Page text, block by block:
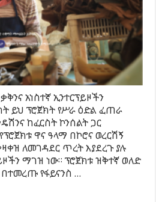
አነስተኛ ኢንተርፕይዞችን
ይህ ፕሮጀክት የሥራ ዕድል ፈጠራ
ከፈርስት ኮንሰልት ጋር
ዋና ዓላማ በኮሮና ወረርሽኝ
ለመገዳደር ጥረት እያደረጉ ያሉ
ማገዝ ነው። ፕሮጀክቱ ዝቅተኛ ወለድ
የፋይናንስ …